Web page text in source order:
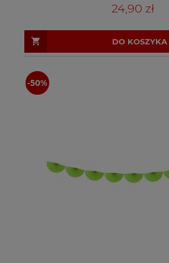
24,90 zł
DO KOSZYKA